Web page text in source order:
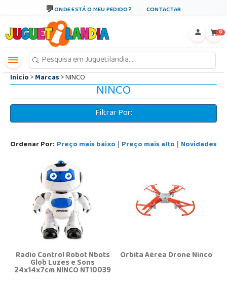
ONDE ESTÁ O MEU PEDIDO? CONTACTAR
0
Início>Marcas> NINCO
NINCO
Filtrar Por:
Ordenar Por: Preço mais baixo | Preço mais alto | Novidades
Radio Control Robot Nbots
Glob Luzes e Sons
24x14x7cm NINCO NT10039
Órbita Aérea Drone Ninco